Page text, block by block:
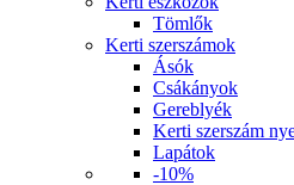
Tömlők
Kerti szerszámok
Ásók
Csákányok
Gereblyék
Kerti szerszám
Lapátok
-10%